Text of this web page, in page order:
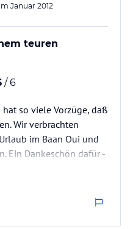
Januar 2012
teuren
/ 6
so viele Vorzüge, daß
Wir verbrachten
im Baan Oui und
Ein Dankeschön dafür -
kauften wir beim
die beide gut zu